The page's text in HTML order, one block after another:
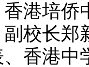
港培
校长郑
香港中